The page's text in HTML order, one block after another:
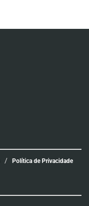
Política de Privacidade